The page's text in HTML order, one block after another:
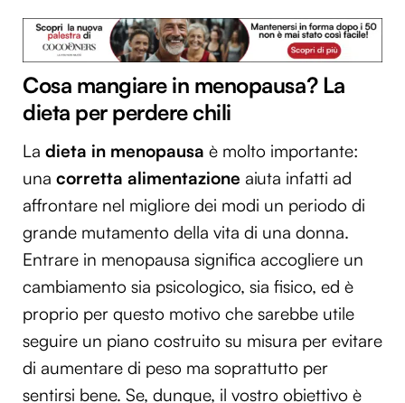
Cosa mangiare in menopausa? La
dieta per perdere chili
La dieta in menopausa è molto importante:
una corretta alimentazione aiuta infatti ad
affrontare nel migliore dei modi un periodo di
grande mutamento della vita di una donna.
Entrare in menopausa significa accogliere un
cambiamento sia psicologico, sia fisico, ed è
proprio per questo motivo che sarebbe utile
seguire un piano costruito su misura per evitare
di aumentare di peso ma soprattutto per
sentirsi bene. Se, dunque, il vostro obiettivo è